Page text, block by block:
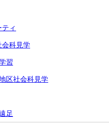
ィ
科見学
習
区社会科見学
足